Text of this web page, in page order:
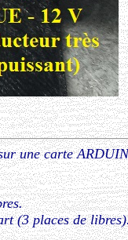
une carte
(3 places de